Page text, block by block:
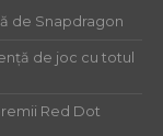
de Snapdragon
de joc cu totul
Red Dot